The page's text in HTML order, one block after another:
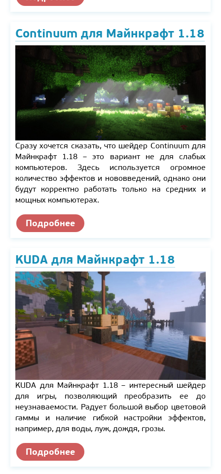
Continuum для Майнкрафт 1.18
Сразу хочется сказать, что шейдер Continuum для
Майнкрафт 1.18 – это вариант не для слабых
компьютеров. Здесь используется огромное
количество эффектов и нововведений, однако они
будут корректно работать только на средних и
мощных компьютерах.
Подробнее
KUDA для Майнкрафт 1.18
KUDA для Майнкрафт 1.18 – интересный шейдер
для игры, позволяющий преобразить ее до
неузнаваемости. Радует большой выбор цветовой
гаммы и наличие гибкой настройки эффектов,
например, для воды, луж, дождя, грозы.
Подробнее